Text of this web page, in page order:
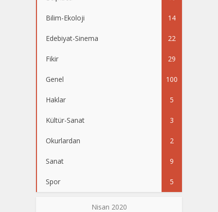
Bilim-Ekoloji 14
Edebiyat-Sinema 22
Fikir 29
Genel 100
Haklar 5
Kültür-Sanat 3
Okurlardan 2
Sanat 9
Spor 5
Nisan 2020